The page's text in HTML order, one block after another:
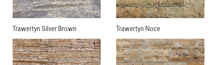
Trawertyn Silver Brown Trawertyn Noce